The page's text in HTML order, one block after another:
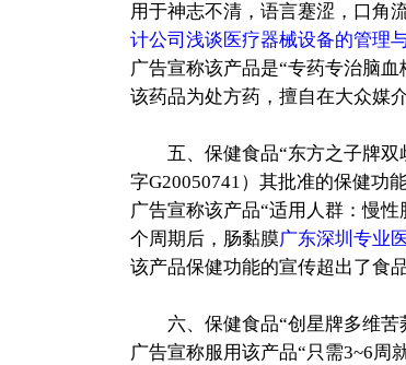
用于神志不清，语言蹇涩，口角
计公司浅谈医疗器械设备的管理
广告宣称该产品是“专药专治脑
该药品为处方药，擅自在大众媒
五、保健食品“东方之子牌双
字G20050741）其批准的保健功
广告宣称该产品“适用人群：慢
个周期后，肠黏膜广东深圳专业
该产品保健功能的宣传超出了食
六、保健食品“创星牌多维苦荞
广告宣称服用该产品“只需3~6周